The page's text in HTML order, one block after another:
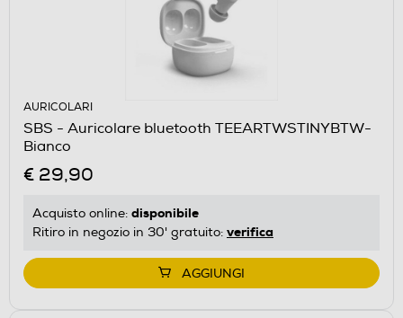
AURICOLARI
SBS - Auricolare bluetooth TEEARTWSTINYBTW-
Bianco
€ 29,90
Acquisto online: disponibile
Ritiro in negozio in 30' gratuito: verifica
AGGIUNGI